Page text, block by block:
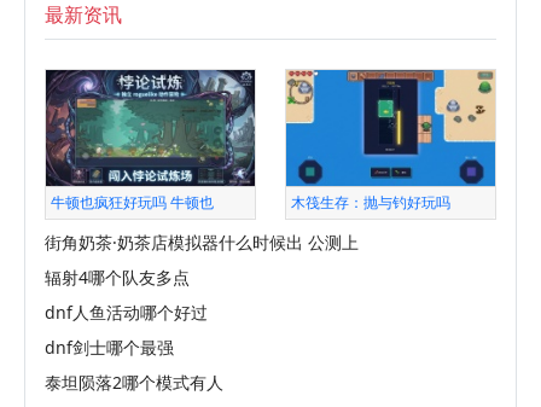
最新资讯
牛顿也疯狂好玩吗 牛顿也 木筏生存：抛与钓好玩吗
街角奶茶·奶茶店模拟器什么时候出 公测上
辐射4哪个队友多点
dnf人鱼活动哪个好过
dnf剑士哪个最强
泰坦陨落2哪个模式有人